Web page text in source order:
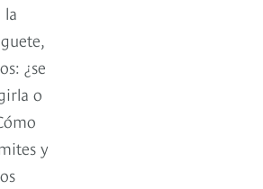
la
¿se
o
y